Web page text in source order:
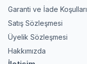
Garanti ve İade Koşulları
Satış Sözleşmesi
Üyelik Sözleşmesi
Hakkımızda